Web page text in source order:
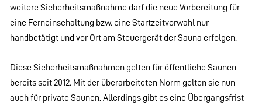
weitere Sicherheitsmaßnahme darf die neue Vorbereitung für
eine Ferneinschaltung bzw. eine Startzeitvorwahl nur
handbetätigt und vor Ort am Steuergerät der Sauna erfolgen.
Diese Sicherheitsmaßnahmen gelten für öffentliche Saunen
bereits seit 2012. Mit der überarbeiteten Norm gelten sie nun
auch für private Saunen. Allerdings gibt es eine Übergangsfrist